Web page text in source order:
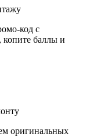
код с
копите баллы и
оригинальных